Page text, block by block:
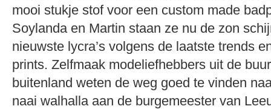
mooi stukje stof voor een custom made
Soylanda en Martin staan ze nu de zon
nieuwste lycra’s volgens de laatste trends
prints. Zelfmaak modeliefhebbers uit de
buitenland weten de weg goed te vinden
naai walhalla aan de burgemeester van